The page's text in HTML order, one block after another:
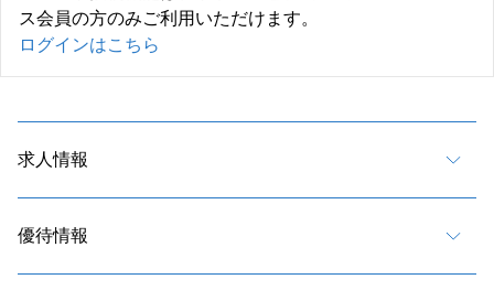
ス会員の方のみご利用いただけます。
ログインはこちら
求人情報
優待情報